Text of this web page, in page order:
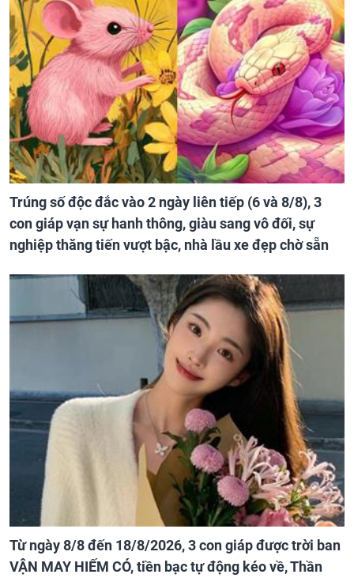
Trúng số độc đắc vào 2 ngày liên tiếp (6 và 8/8), 3
con giáp vạn sự hanh thông, giàu sang vô đối, sự
nghiệp thăng tiến vượt bậc, nhà lầu xe đẹp chờ sẵn
Từ ngày 8/8 đến 18/8/2026, 3 con giáp được trời ban
VẬN MAY HIẾM CÓ, tiền bạc tự động kéo về, Thần